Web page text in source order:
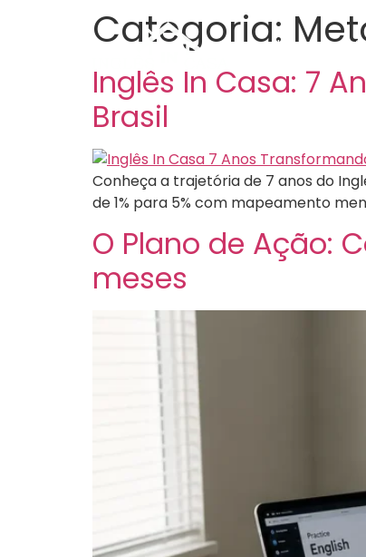
Home
Categoria:
Inglês In Casa: 7
Brasil
Conheça a trajetória de 7 anos do
de 1% para 5% com mapeamento
O Plano de Ação:
meses